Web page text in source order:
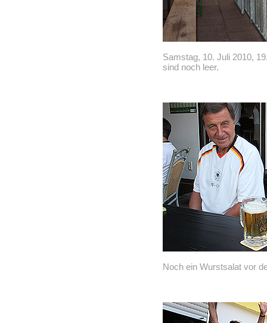
Samstag, 10. Juli 2010,
sind noch leer.
Noch ein Wurstsalat vor